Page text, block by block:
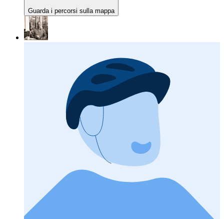
Guarda i percorsi sulla mappa